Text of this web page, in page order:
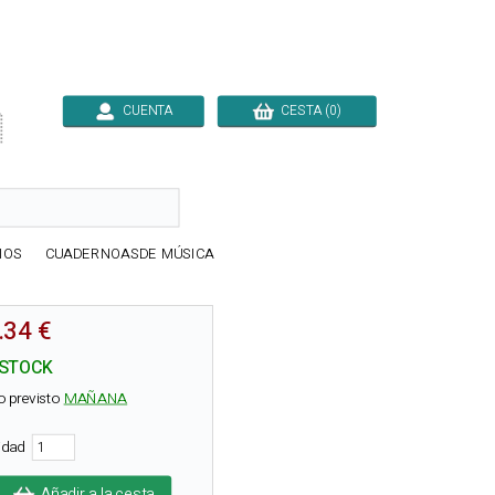
CUENTA CESTA (0)
CUADERNOASDE MÚSICA
€
previstoMAÑANA